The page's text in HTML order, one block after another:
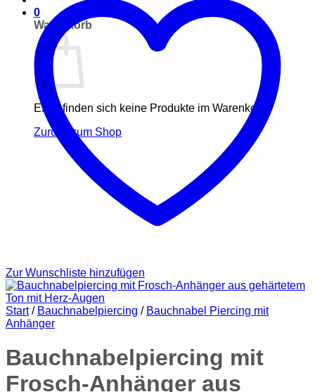
0
Warenkorb
Es befinden sich keine Produkte im Warenkorb.
Zurück zum Shop
Zur Wunschliste hinzufügen
Start / Bauchnabelpiercing / Bauchnabel Piercing mit
Anhänger
Bauchnabelpiercing mit
Frosch-Anhänger aus